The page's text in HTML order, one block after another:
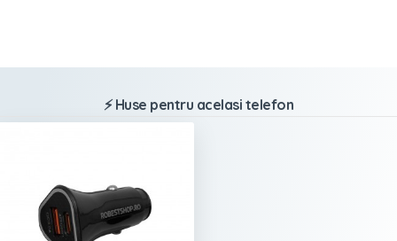
⚡ Huse pentru acelasi telefon